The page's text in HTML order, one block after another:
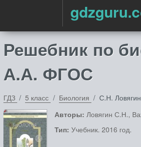
Решебник по
А.А. ФГОС
ГДЗ 5 класс Биология
С.Н. Ловягин
Авторы: Ловягин С.Н.,
Тип: Учебник. 2016 год.